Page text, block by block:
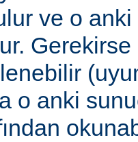
ve o
o anki